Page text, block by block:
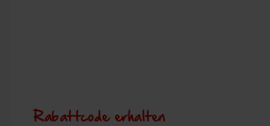
Rabattcode erhalten